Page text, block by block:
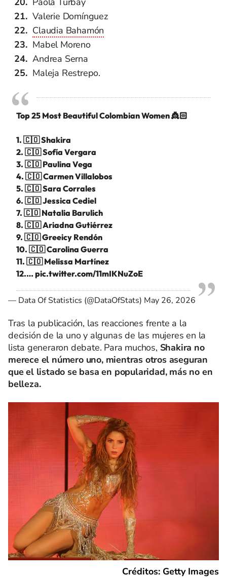
Valerie Domínguez
Claudia Bahamón
Mabel Moreno
Andrea Serna
Maleja Restrepo.
Top 25 Most Beautiful Colombian Women 👸🏻
1. 🇨🇴 Shakira
2. 🇨🇴 Sofía Vergara
3. 🇨🇴 Paulina Vega
4. 🇨🇴 Carmen Villalobos
5. 🇨🇴 Sara Corrales
6. 🇨🇴 Jessica Cediel
7. 🇨🇴 Natalia Barulich
8. 🇨🇴 Ariadna Gutiérrez
9. 🇨🇴 Greeicy Rendón
10. 🇨🇴 Carolina Guerra
11. 🇨🇴 Melissa Martínez
12.…pic.twitter.com/11mIKNuZoE
— Data Of Statistics (@DataOfStats) May 26, 2026
Tras la publicación, las reacciones frente a la
decisión de la uno y algunas de las mujeres en la
lista generaron debate. Para muchos, Shakira no
merece el número uno, mientras otros aseguran
que el listado se basa en popularidad, más no en
belleza.
Créditos: Getty Images